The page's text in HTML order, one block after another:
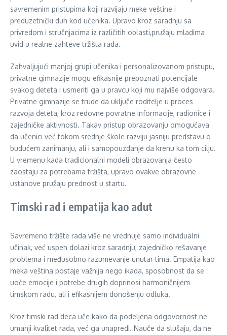
savremenim pristupima koji razvijaju meke veštine i
preduzetnički duh kod učenika. Upravo kroz saradnju sa
privredom i stručnjacima iz različitih oblasti,pružaju mladima
uvid u realne zahteve tržišta rada.
Zahvaljujući manjoj grupi učenika i personalizovanom pristupu,
privatne gimnazije mogu efikasnije prepoznati potencijale
svakog deteta i usmeriti ga u pravcu koji mu najviše odgovara.
Privatne gimnazije se trude da uključe roditelje u proces
razvoja deteta, kroz redovne povratne informacije, radionice i
zajedničke aktivnosti. Takav pristup obrazovanju omogućava
da učenici već tokom srednje škole razviju jasniju predstavu o
budućem zanimanju, ali i samopouzdanje da krenu ka tom cilju.
U vremenu kada tradicionalni modeli obrazovanja često
zaostaju za potrebama tržišta, upravo ovakve obrazovne
ustanove pružaju prednost u startu.
Timski rad i empatija kao adut
Savremeno tržište rada više ne vrednuje samo individualni
učinak, već uspeh dolazi kroz saradnju, zajedničko rešavanje
problema i međusobno razumevanje unutar tima. Empatija kao
meka veština postaje važnija nego ikada, sposobnost da se
uoče emocije i potrebe drugih doprinosi harmoničnijem
timskom radu, ali i efikasnijem donošenju odluka.
Kroz timski rad deca uče kako da podeljena odgovornost ne
umanji kvalitet rada, već ga unapredi. Nauče da slušaju, da ne